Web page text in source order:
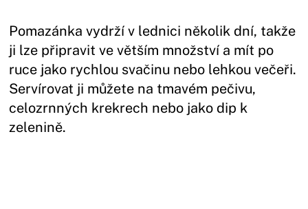
Pomazánka vydrží v lednici několik dní, takže
ji lze připravit ve větším množství a mít po
ruce jako rychlou svačinu nebo lehkou večeři.
Servírovat ji můžete na tmavém pečivu,
celozrnných krekrech nebo jako dip k
zelenině.